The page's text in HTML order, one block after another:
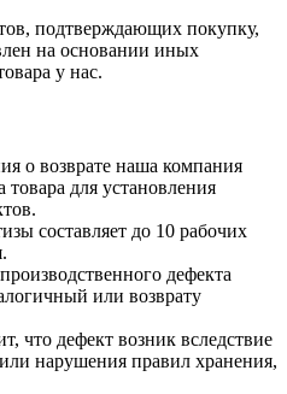
подтверждающих покупку,
на основании иных
у нас.
о возврате наша компания
товара для установления
составляет до 10 рабочих
дефекта
или возврату
что дефект возник вследствие
нарушения правил хранения,